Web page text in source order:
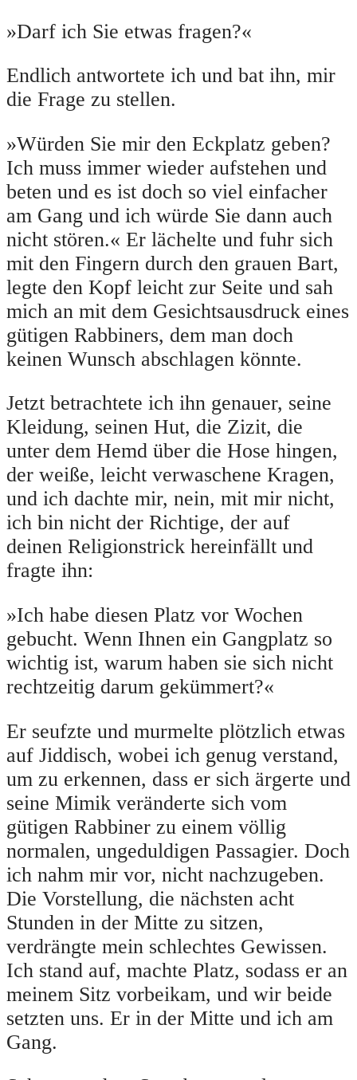
»Darf ich Sie etwas fragen?«
Endlich antwortete ich und bat ihn, mir
die Frage zu stellen.
»Würden Sie mir den Eckplatz geben?
Ich muss immer wieder aufstehen und
beten und es ist doch so viel einfacher
am Gang und ich würde Sie dann auch
nicht stören.« Er lächelte und fuhr sich
mit den Fingern durch den grauen Bart,
legte den Kopf leicht zur Seite und sah
mich an mit dem Gesichtsausdruck eines
gütigen Rabbiners, dem man doch
keinen Wunsch abschlagen könnte.
Jetzt betrachtete ich ihn genauer, seine
Kleidung, seinen Hut, die Zizit, die
unter dem Hemd über die Hose hingen,
der weiße, leicht verwaschene Kragen,
und ich dachte mir, nein, mit mir nicht,
ich bin nicht der Richtige, der auf
deinen Religionstrick hereinfällt und
fragte ihn:
»Ich habe diesen Platz vor Wochen
gebucht. Wenn Ihnen ein Gangplatz so
wichtig ist, warum haben sie sich nicht
rechtzeitig darum gekümmert?«
Er seufzte und murmelte plötzlich etwas
auf Jiddisch, wobei ich genug verstand,
um zu erkennen, dass er sich ärgerte und
seine Mimik veränderte sich vom
gütigen Rabbiner zu einem völlig
normalen, ungeduldigen Passagier. Doch
ich nahm mir vor, nicht nachzugeben.
Die Vorstellung, die nächsten acht
Stunden in der Mitte zu sitzen,
verdrängte mein schlechtes Gewissen.
Ich stand auf, machte Platz, sodass er an
meinem Sitz vorbeikam, und wir beide
setzten uns. Er in der Mitte und ich am
Gang.